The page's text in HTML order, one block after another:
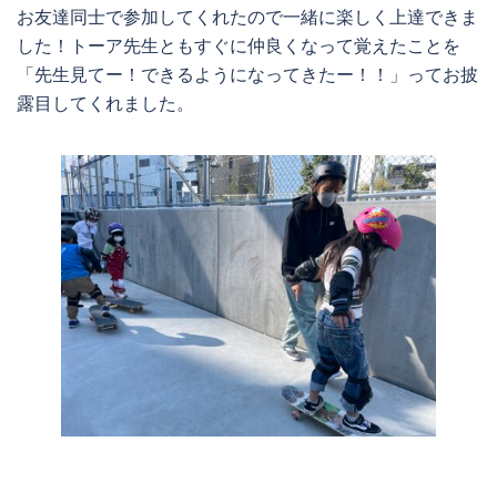
お友達同士で参加してくれたので一緒に楽しく上達できま
した！トーア先生ともすぐに仲良くなって覚えたことを
「先生見てー！できるようになってきたー！！」ってお披
露目してくれました。